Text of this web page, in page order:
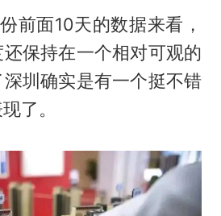
前面10天的数据来看，
保持在一个相对可观的
圳确实是有一个挺不错
了。